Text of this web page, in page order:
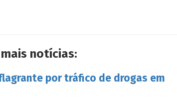
notícias:
por tráfico de drogas em